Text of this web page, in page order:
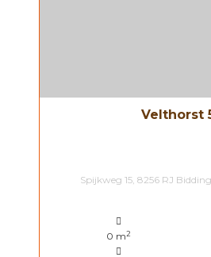
Velthorst
Spijkweg 15, 8256 RJ
0 m2